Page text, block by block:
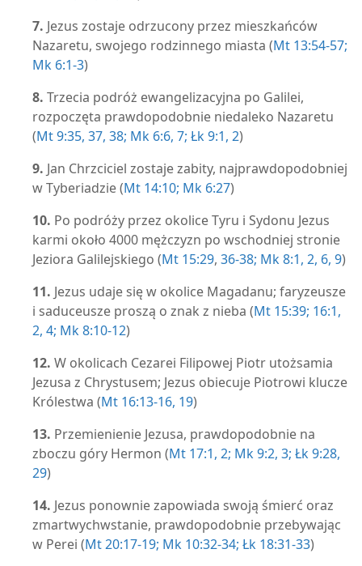
7. Jezus zostaje odrzucony przez mieszkańców
Nazaretu, swojego rodzinnego miasta (Mt 13:54-57;
Mk 6:1-3)
8. Trzecia podróż ewangelizacyjna po Galilei,
rozpoczęta prawdopodobnie niedaleko Nazaretu
(Mt 9:35, 37, 38; Mk 6:6, 7; Łk 9:1, 2)
9. Jan Chrzciciel zostaje zabity, najprawdopodobniej
w Tyberiadzie (Mt 14:10; Mk 6:27)
10. Po podróży przez okolice Tyru i Sydonu Jezus
karmi około 4000 mężczyzn po wschodniej stronie
Jeziora Galilejskiego (Mt 15:29, 36-38; Mk 8:1, 2, 6, 9)
11. Jezus udaje się w okolice Magadanu; faryzeusze
i saduceusze proszą o znak z nieba (Mt 15:39; 16:1,
2, 4; Mk 8:10-12)
12. W okolicach Cezarei Filipowej Piotr utożsamia
Jezusa z Chrystusem; Jezus obiecuje Piotrowi klucze
Królestwa (Mt 16:13-16, 19)
13. Przemienienie Jezusa, prawdopodobnie na
zboczu góry Hermon (Mt 17:1, 2; Mk 9:2, 3; Łk 9:28,
29)
14. Jezus ponownie zapowiada swoją śmierć oraz
zmartwychwstanie, prawdopodobnie przebywając
w Perei (Mt 20:17-19; Mk 10:32-34; Łk 18:31-33)